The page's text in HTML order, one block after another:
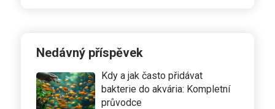
Nedávný příspěvek
Kdy a jak často přidávat
bakterie do akvária: Kompletní
průvodce